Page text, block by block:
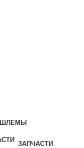
ШЛЕМЫ
ЗАПЧАСТИ